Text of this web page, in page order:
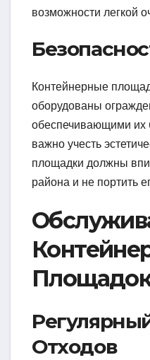
возможности легкой
Контейнерные
оборудованы
обеспечивающими их
важно учесть
площадки должны
района и не портить
Отходов